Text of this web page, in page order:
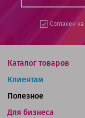
Согласен на
Каталог товаров
Клиентам
Для бизнеса
Полезное